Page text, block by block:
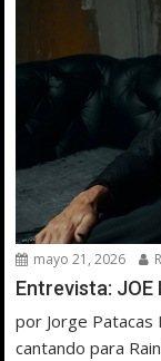
mayo 21, 2026
Entrevista: JOE
por Jorge
cantando para